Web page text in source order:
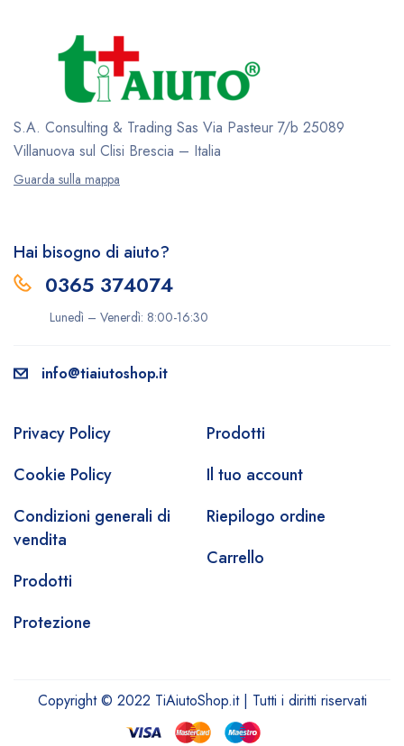
S.A. Consulting & Trading Sas Via Pasteur 7/b 25089
Villanuova sul Clisi Brescia – Italia
Guarda sulla mappa
Hai bisogno di aiuto?
0365 374074
Lunedì – Venerdì: 8:00-16:30
info@tiaiutoshop.it
Privacy Policy
Cookie Policy
Condizioni generali di
vendita
Prodotti
Protezione
Prodotti
Il tuo account
Riepilogo ordine
Carrello
Copyright © 2022 TiAiutoShop.it | Tutti i diritti riservati